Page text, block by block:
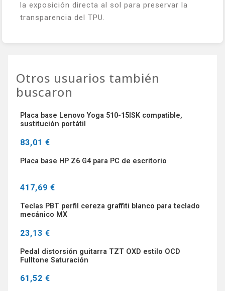
la exposición directa al sol para preservar la
transparencia del TPU.
Otros usuarios también
buscaron
Placa base Lenovo Yoga 510-15ISK compatible,
sustitución portátil
83,01 €
Placa base HP Z6 G4 para PC de escritorio
417,69 €
Teclas PBT perfil cereza graffiti blanco para teclado
mecánico MX
23,13 €
Pedal distorsión guitarra TZT OXD estilo OCD
Fulltone Saturación
61,52 €